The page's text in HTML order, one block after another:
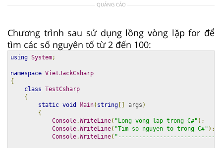
QUẢNG CÁO
Chương trình sau sử dụng lồng vòng lặp for để
tìm các số nguyên tố từ 2 đến 100:
using System;
namespace VietJackCsharp
{
class TestCsharp
{
static void Main( string [] args )
{
Console.WriteLine( "Long vong lap trong C#" );
Console.WriteLine( "Tim so nguyen to trong C#" );
Console.WriteLine(